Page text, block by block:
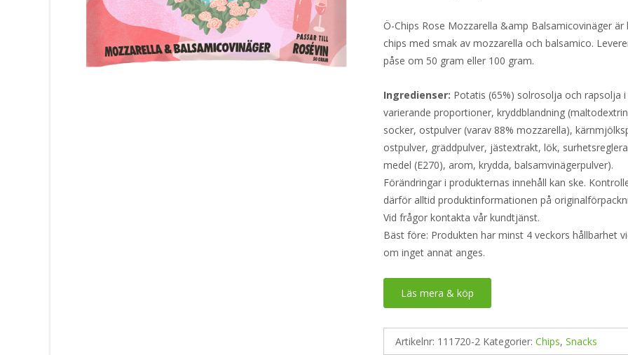
Ö-Chips Rose Mozzarella &amp Balsamicovinäger är
chips med smak av mozzarella och balsamico.
påse om 50 gram eller 100 gram.
Ingredienser: Potatis (65%) solrosolja och rapsolja i
varierande proportioner, kryddblandning
socker, ostpulver (varav 88% mozzarella),
ostpulver, gräddpulver, jästextrakt, lök,
medel (E270), arom, krydda, balsamvinägerpulver).
Förändringar i produkternas innehåll kan ske.
därför alltid produktinformationen på
Vid frågor kontakta vår kundtjänst.
Bäst före: Produkten har minst 4 veckors hållbarhet
om inget annat anges.
Läs mera & köp
Artikelnr: 111720-2 Kategorier:Chips,Snacks